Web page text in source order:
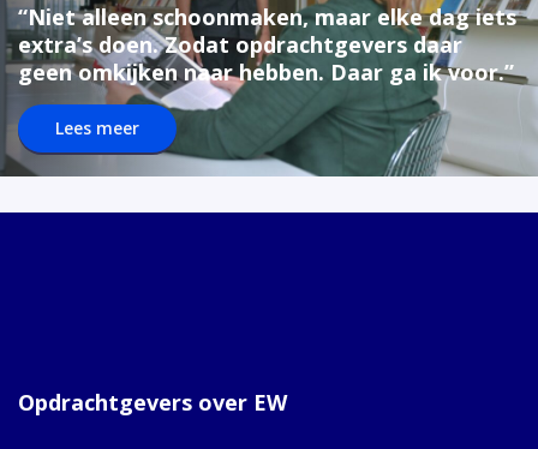
“Niet alleen schoonmaken, maar elke dag iets
extra’s doen. Zodat opdrachtgevers daar
geen omkijken naar hebben. Daar ga ik voor.”
Lees meer
Opdrachtgevers over EW